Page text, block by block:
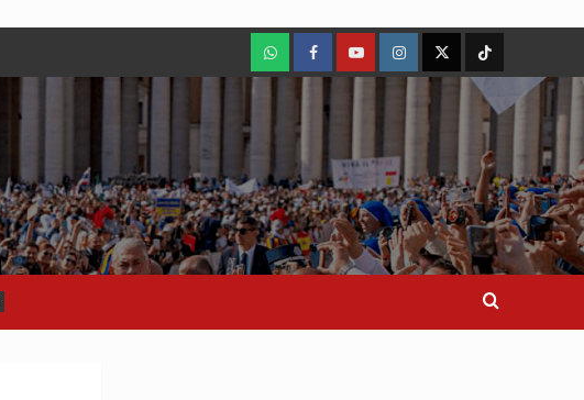
WhatsAppFacebookYoutubeInstagram
X TikTok